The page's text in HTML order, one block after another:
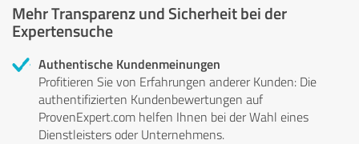
Mehr Transparenz und Sicherheit bei der
Expertensuche
Authentische Kundenmeinungen
Profitieren Sie von Erfahrungen anderer Kunden: Die
authentifizierten Kundenbewertungen auf
ProvenExpert.com helfen Ihnen bei der Wahl eines
Dienstleisters oder Unternehmens.